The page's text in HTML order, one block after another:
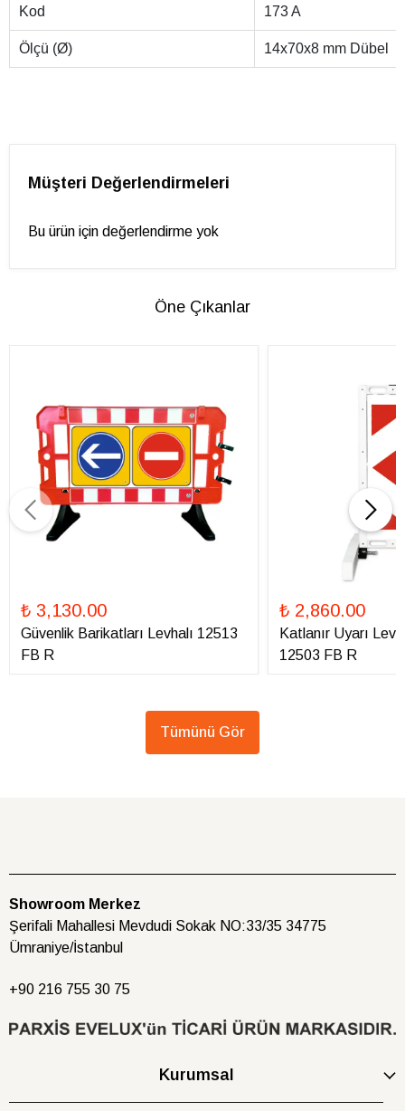
Kod 173 A
Ölçü (Ø) 14x70x8 mm Dübel
Müşteri Değerlendirmeleri
Bu ürün için değerlendirme yok
Öne Çıkanlar
₺ 3,130.00
Güvenlik Barikatları Levhalı 12513
FB R
₺ 2,860.00
Katlanır Uyarı
12503 FB R
Tümünü Gör
Showroom Merkez
Şerifali Mahallesi Mevdudi Sokak NO:33/35 34775
Ümraniye/İstanbul
+90 216 755 30 75
Kurumsal